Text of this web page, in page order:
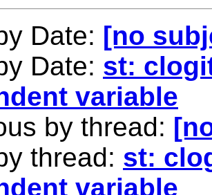
Date: [no
Date: st:
variable
by thread:
thread: st:
variable